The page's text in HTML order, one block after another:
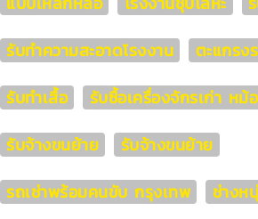
รับทำความสะอาดโรงงาน
ตะแกรง
รับทำเสื้อ
รับซื้อเครื่องจักรเก่า หม้
รับจ้างขนย้าย
รับจ้างขนย้าย
รถเช่าพร้อมคนขับ กรุงเทพ
ช่างห